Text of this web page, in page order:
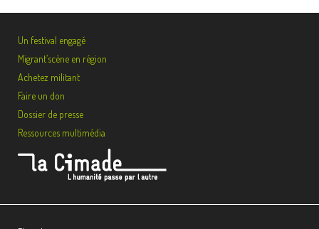
Un festival engagé
Migrant’scène en région
Achetez militant
Faire un don
Dossier de presse
Ressources multimédia